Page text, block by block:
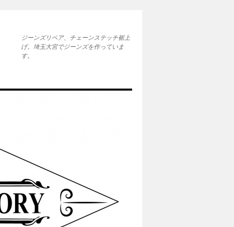
ジーンズリペア、チェーンステッチ裾上
げ。埼玉大宮でジーンズを作っていま
す。